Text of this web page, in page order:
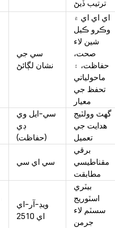
ترتيب ڏيڻ
سي جي
نشان لڳائڻ
اي اي اي ۾
وڪرو ڪيل
شين لاء
صحت،
حفاظت، ۽
ماحولياتي
تحفظ جي
معيار
سي-ايل وي
ڊي
(حفاظت)
گھٽ وولٽيج
هدايت جي
تعميل
سي اي سي
برقي
مقناطيسي
مطابقت
ويڊ-آر-اي
اي 2510
بيٽري
اسٽوريج
سسٽم لاء
جرمن